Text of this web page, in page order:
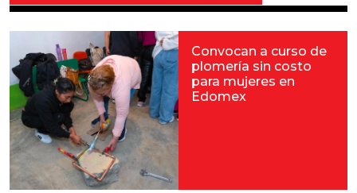
Convocan a curso de
plomería sin costo
para mujeres en
Edomex